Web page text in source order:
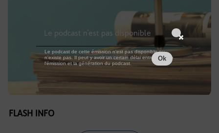
FLASH INFO
Le podcast n'est pas disponible
Le podcast de cette émission n'est pas disponible ou
n'existe pas. Il peut y avoir un certain délai entre la fin de
l'émission et la génération du podcast.
Ok